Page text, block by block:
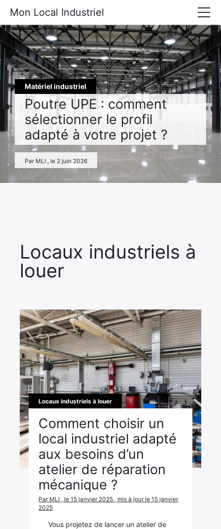
Matériel industriel
Poutre UPE : comment
sélectionner le profil
adapté à votre projet ?
Par MLI , le 2 juin 2026
Locaux industriels à
louer
Locaux industriels à louer
Comment choisir un
local industriel adapté
aux besoins d’un
atelier de réparation
mécanique ?
Par MLI , le 15 janvier 2025 , mis à jour le 15 janvier
2025
Vous projetez de lancer un atelier de
Mon Local Industriel
Locaux industriels à louer
Locaux industriels à vendre
Actualités diverses
Matériel industriel